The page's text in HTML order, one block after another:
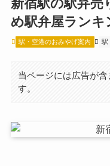
新宿駅の駅弁売
め駅弁屋ランキ
駅・空港のおみやげ案内 駅
当ページには広告が
す。